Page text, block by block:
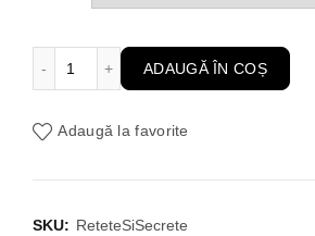
Cantitate Rețete și Secrete de la
ADAUGĂ ÎN COȘ
Adaugă la favorite
SKU: ReteteSiSecrete